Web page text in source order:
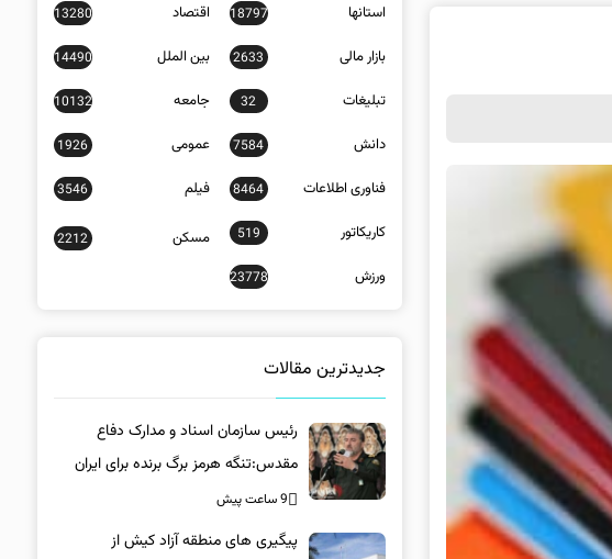
استانها 18797 اقتصاد 13280
بازار مالی 2633 بین الملل 14490
تبلیغات 32 جامعه 10132
دانش 7584 عمومی 1926
فناوری اطلاعات 8464 فیلم 3546
کاریکاتور 519 مسکن 2212
ورزش 23778
جدیدترین مقالات
رئیس سازمان اسناد و مدارک دفاع
مقدس:تنگه هرمز برگ برنده برای ایران
است
9 ساعت پیش
پیگیری های منطقه آزاد کیش از